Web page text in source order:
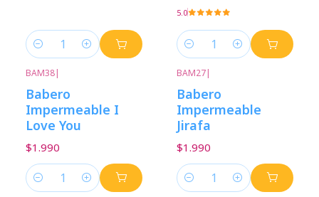
Cantidad
5.0
Cantidad
BAM38|
Babero
Impermeable I
Love You
$1.990
Cantidad
BAM27|
Babero
Impermeable
Jirafa
$1.990
Cantidad